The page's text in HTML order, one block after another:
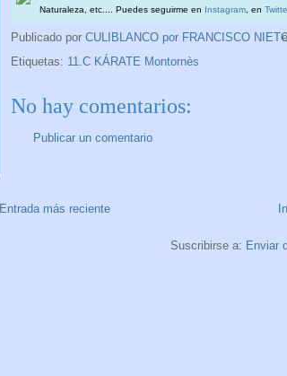
Naturaleza, etc.... Puedes seguirme en
Instagram, en
Publicado por CULIBLANCO por FRANCISCO
Etiquetas: 11.C KÁRATE Montornès
No hay comentarios:
Publicar un comentario
Entrada más reciente
Suscribirse a: Enviar